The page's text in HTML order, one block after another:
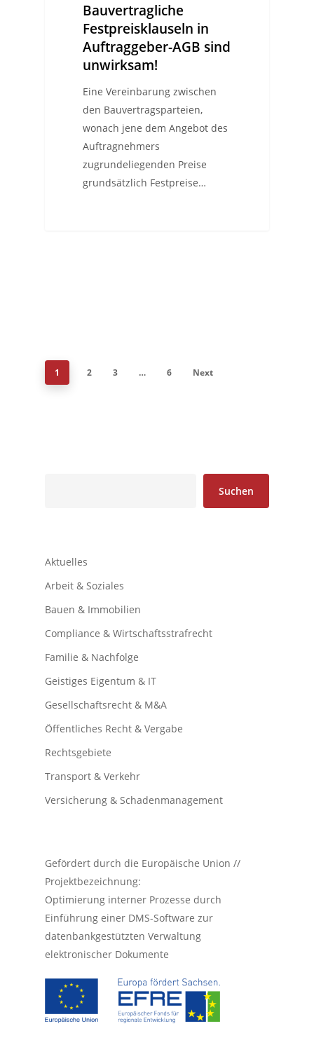
Bauvertragliche
Festpreisklauseln in
Auftraggeber-AGB sind
unwirksam!
Eine Vereinbarung zwischen
den Bauvertragsparteien,
wonach jene dem Angebot des
Auftragnehmers
zugrundeliegenden Preise
grundsätzlich Festpreise…
1 2 3 … 6 Next
Suchen
Aktuelles
Arbeit & Soziales
Bauen & Immobilien
Compliance & Wirtschaftsstrafrecht
Familie & Nachfolge
Geistiges Eigentum & IT
Gesellschaftsrecht & M&A
Öffentliches Recht & Vergabe
Rechtsgebiete
Transport & Verkehr
Versicherung & Schadenmanagement
Gefördert durch die Europäische Union //
Projektbezeichnung:
Optimierung interner Prozesse durch
Einführung einer DMS-Software zur
datenbankgestützten Verwaltung
elektronischer Dokumente